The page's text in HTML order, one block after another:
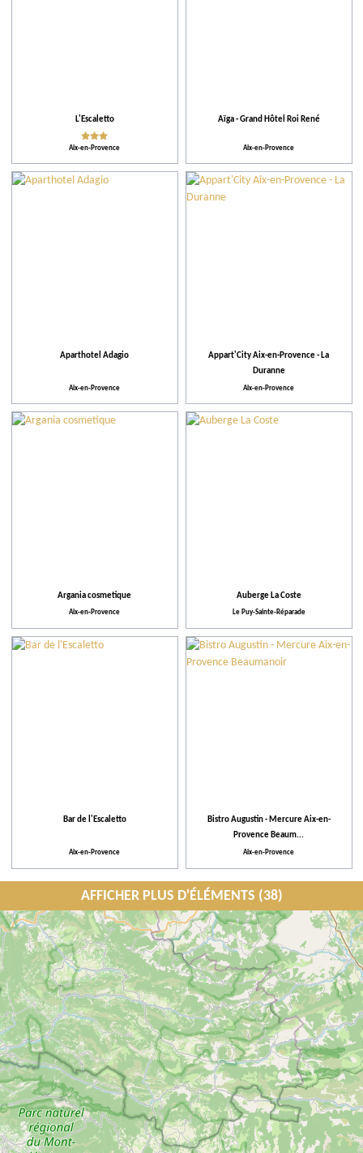
L'Escaletto
Aix-en-Provence
Aïga - Grand Hôtel Roi René
Aix-en-Provence
Aparthotel Adagio
Aix-en-Provence
Appart'City Aix-en-Provence - La
Duranne
Aix-en-Provence
Argania cosmetique
Aix-en-Provence
Auberge La Coste
Le Puy-Sainte-Réparade
Bar de l'Escaletto
Aix-en-Provence
Bistro Augustin - Mercure Aix-en-
Provence Beaum...
Aix-en-Provence
Brasserie la Baroude
Aix-en-Provence
Centre de Congrès d'Aix-en-Provence
Aix-en-Provence
AFFICHER PLUS D'ÉLÉMENTS (38)